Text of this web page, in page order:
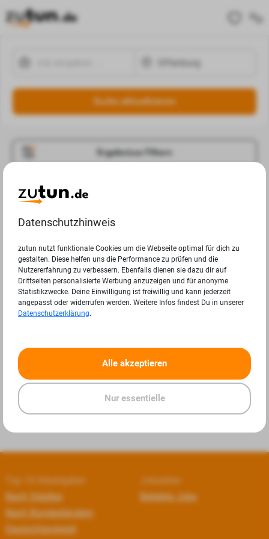
Suche aktualisieren
Ergebnisse Filtern
Jobangebote
Ergebnisse.
« »
Top 10 Arbeitgeber
Nach Städten
Nach Bundesländern
Deutschlandweit
Jobseiten
Beliebte Jobs
Datenschutzhinweis
zutun nutzt funktionale Cookies um die Webseite optimal für dich zu
gestalten. Diese helfen uns die Performance zu prüfen und die
Nutzererfahrung zu verbessern. Ebenfalls dienen sie dazu dir auf
Drittseiten personalisierte Werbung anzuzeigen und für anonyme
Statistikzwecke. Deine Einwilligung ist freiwillig und kann jederzeit
angepasst oder widerrufen werden. Weitere Infos findest Du in unserer
Datenschutzerklärung.
Alle akzeptieren
Nur essentielle